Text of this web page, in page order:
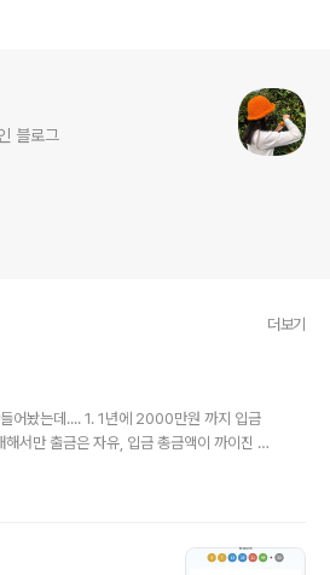
블로그
더보기
어놨는데.... 1. 1년에 2000만원 까지 입금
서만 출금은 자유, 입금 총금액이 까이진 않
었기때문) 3. 주식 수익금은 의무보유기간(3